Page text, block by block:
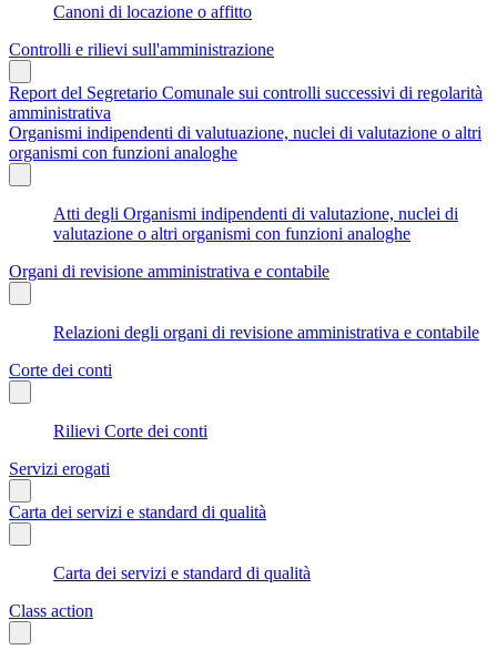
Canoni di locazione o affitto
Controlli e rilievi sull'amministrazione
Report del Segretario Comunale sui controlli successivi di regolarità
amministrativa
Organismi indipendenti di valutuazione, nuclei di valutazione o altri
organismi con funzioni analoghe
Atti degli Organismi indipendenti di valutazione, nuclei di
valutazione o altri organismi con funzioni analoghe
Organi di revisione amministrativa e contabile
Relazioni degli organi di revisione amministrativa e contabile
Corte dei conti
Rilievi Corte dei conti
Servizi erogati
Carta dei servizi e standard di qualità
Carta dei servizi e standard di qualità
Class action